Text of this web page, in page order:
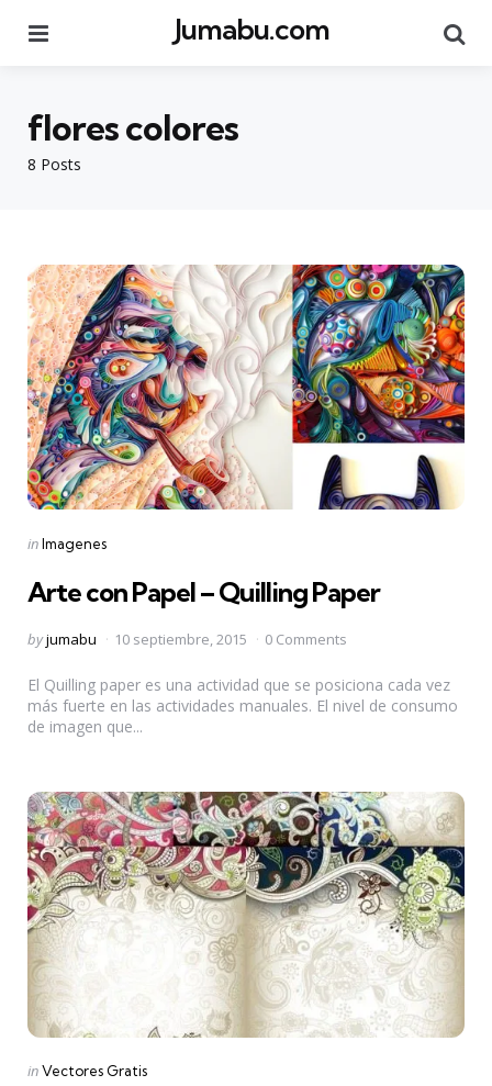
Jumabu.com
8 Posts
flores colores
Categories
Posted
inImagenes
Arte con Papel – Quilling Paper
Posted
byjumabu 10 septiembre, 2015 0 Comments
El Quilling paper es una actividad que se posiciona cada vez
más fuerte en las actividades manuales. El nivel de consumo
de imagen que...
Categories
Posted
inVectores Gratis